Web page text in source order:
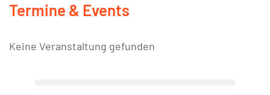
Termine & Events
Keine Veranstaltung gefunden